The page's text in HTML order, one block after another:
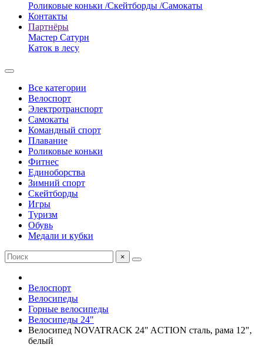
Роликовые коньки /Скейтборды /Самокаты
Контакты
Партнёры
Мастер Сатурн
Каток в лесу
Все категории
Велоспорт
Электротранспорт
Самокаты
Командный спорт
Плавание
Роликовые коньки
Фитнес
Единоборства
Зимний спорт
Скейтборды
Игры
Туризм
Обувь
Медали и кубки
×
Велоспорт
Велосипеды
Горные велосипеды
Велосипеды 24"
Велосипед NOVATRACK 24" ACTION сталь, рама 12",
белый